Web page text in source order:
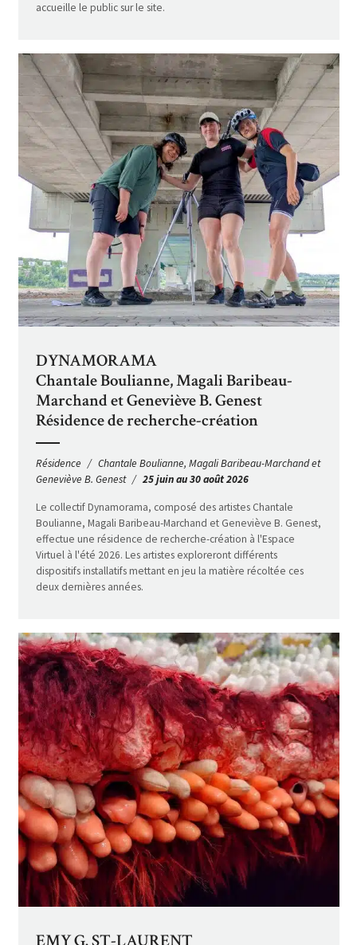
accueille le public sur le site.
DYNAMORAMA
Chantale Boulianne, Magali Baribeau-
Marchand et Geneviève B. Genest
Résidence de recherche-création
Résidence
Chantale Boulianne, Magali Baribeau-Marchand et
Geneviève B. Genest
25 juin au 30 août 2026
Le collectif Dynamorama, composé des artistes Chantale
Boulianne, Magali Baribeau-Marchand et Geneviève B. Genest,
effectue une résidence de recherche-création à l'Espace
Virtuel à l'été 2026. Les artistes exploreront différents
dispositifs installatifs mettant en jeu la matière récoltée ces
deux dernières années.
EMY G. ST-LAURENT